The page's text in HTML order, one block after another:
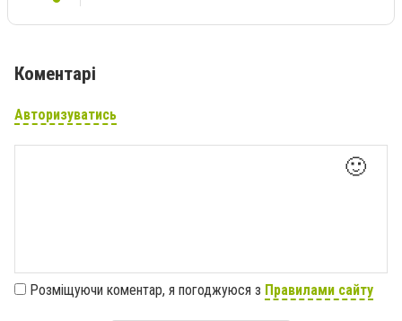
Коментарі
Авторизуватись
🙂
Розміщуючи коментар, я погоджуюся з Правилами сайту